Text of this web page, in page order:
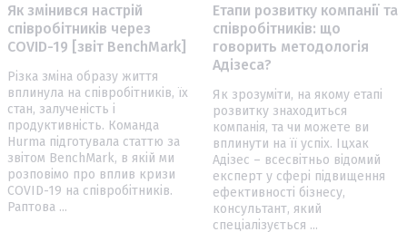
Як змінився настрій
співробітників через
COVID-19 [звіт BenchMark]
Різка зміна образу життя
вплинула на співробітників, їх
стан, залученість і
продуктивність. Команда
Hurma підготувала статтю за
звітом BenchMark, в якій ми
розповімо про вплив кризи
COVID-19 на співробітників.
Раптова ...
Етапи розвитку компанії та
співробітників: що
говорить методологія
Адізеса?
Як зрозуміти, на якому етапі
розвитку знаходиться
компанія, та чи можете ви
вплинути на її успіх. Іцхак
Адізес – всесвітньо відомий
експерт у сфері підвищення
ефективності бізнесу,
консультант, який
спеціалізується ...